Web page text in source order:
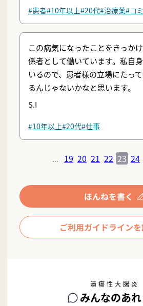
#患者#10年以上#20代#治療薬#コ
この病気になったことをきっか
係者として働いています。私自
いるので、患者様の立場にたっ
るんじゃないかなと思います。
S.I
#10年以上#20代#仕事
... 19 20 21 22 23 24
潰瘍性大腸炎
みんなのあ